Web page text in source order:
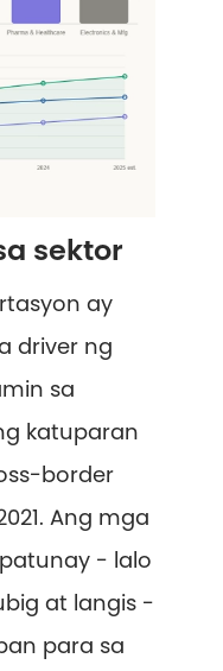
sektor
ay
driver ng
sa
katuparan
border
Ang mga
- lalo
at langis -
para sa